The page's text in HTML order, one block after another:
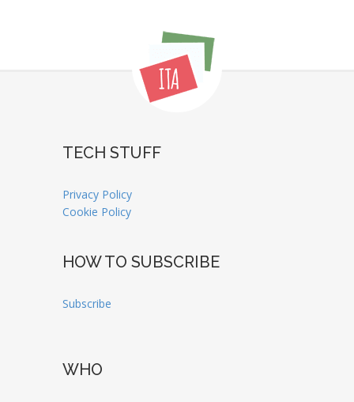
TECH STUFF
Privacy Policy
Cookie Policy
HOW TO SUBSCRIBE
Subscribe
WHO